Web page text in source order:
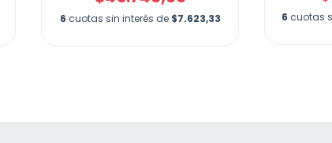
6 cuotas sin interés de $7.623,33 6 cuotas